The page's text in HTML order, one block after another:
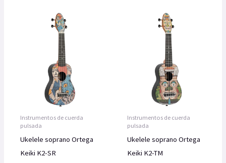
Instrumentos de cuerda
pulsada
Ukelele soprano Ortega
Keiki K2-SR
Instrumentos de cuerda
pulsada
Ukelele soprano Ortega
Keiki K2-TM